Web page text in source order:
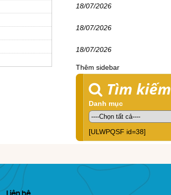
18/07/2026
18/07/2026
18/07/2026
Thêm sidebar
Tìm kiếm
Danh mục
[ULWPQSF id=38]